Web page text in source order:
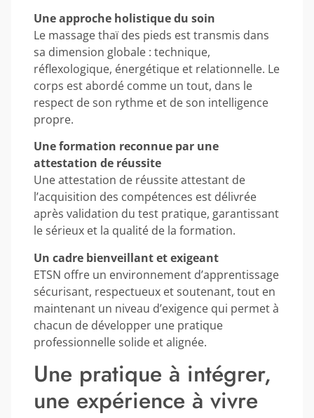
Une approche holistique du soin
Le massage thaï des pieds est transmis dans
sa dimension globale : technique,
réflexologique, énergétique et relationnelle. Le
corps est abordé comme un tout, dans le
respect de son rythme et de son intelligence
propre.
Une formation reconnue par une
attestation de réussite
Une attestation de réussite attestant de
l’acquisition des compétences est délivrée
après validation du test pratique, garantissant
le sérieux et la qualité de la formation.
Un cadre bienveillant et exigeant
ETSN offre un environnement d’apprentissage
sécurisant, respectueux et soutenant, tout en
maintenant un niveau d’exigence qui permet à
chacun de développer une pratique
professionnelle solide et alignée.
Une pratique à intégrer,
une expérience à vivre